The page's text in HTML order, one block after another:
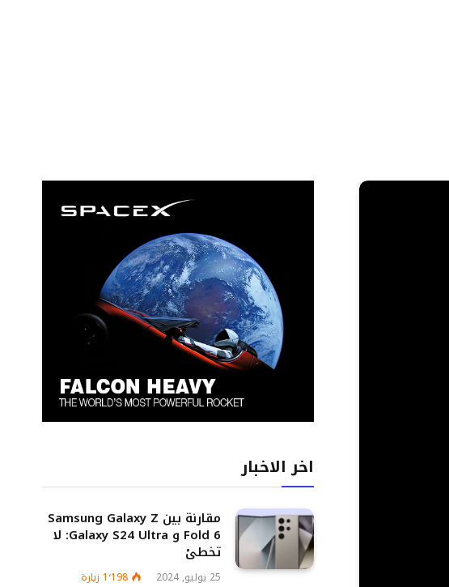
اخر الاخبار
مقارنة بين Samsung Galaxy Z
Fold 6 و Galaxy S24 Ultra: لا
تخطئ
25 يوليو, 2024 1٬198 زيارة